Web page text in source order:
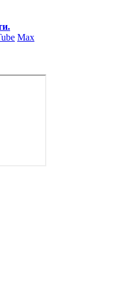
Max